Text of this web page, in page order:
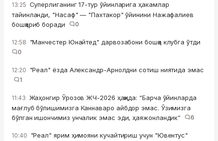
13:25 Суперлиганинг 17-тур ўйинларига ҳакамлар
тайинланди, "Насаф" — "Пахтакор" ўйинини Нажафалиев
бошқариб боради
0
12:58 "Манчестер Юнайтед" дарвозабони бошқа клубга ўтди
0
12:20 "Реал" ёзда Александр-Арнолдни сотиш ниятида эмас
1
11:43 Жаҳонгир Ўрозов ЖЧ-2026 ҳақида: “Барча ўйинларда
мағлуб бўлишимизга Каннаваро айбдор эмас. Ўзимизга
бўлган ишончимиз унчалик эмас эди, ҳаяжонландик”
6
10:40 "Реал" ярим ҳимояни кучайтириш учун "Ювентус"